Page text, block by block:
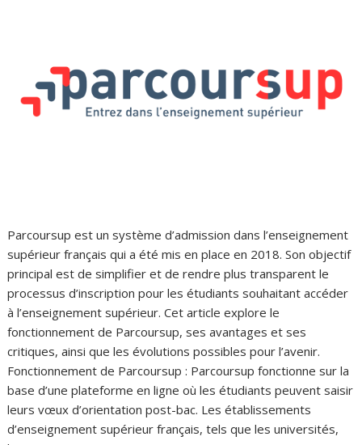
Parcoursup est un système d’admission dans l’enseignement
supérieur français qui a été mis en place en 2018. Son objectif
principal est de simplifier et de rendre plus transparent le
processus d’inscription pour les étudiants souhaitant accéder
à l’enseignement supérieur. Cet article explore le
fonctionnement de Parcoursup, ses avantages et ses
critiques, ainsi que les évolutions possibles pour l’avenir.
Fonctionnement de Parcoursup : Parcoursup fonctionne sur la
base d’une plateforme en ligne où les étudiants peuvent saisir
leurs vœux d’orientation post-bac. Les établissements
d’enseignement supérieur français, tels que les universités,